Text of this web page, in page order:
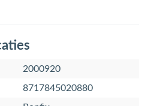
2000920
8717845020880